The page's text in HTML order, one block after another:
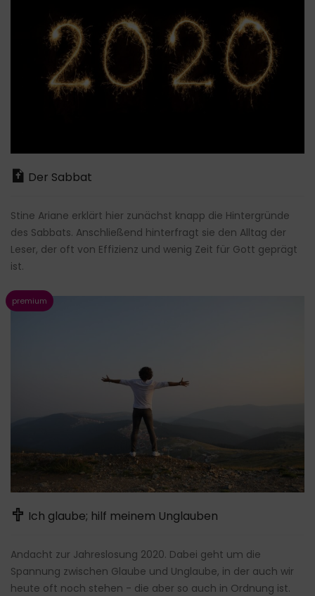
Der Sabbat
Stine Ariane erklärt hier zunächst knapp die Hintergründe
des Sabbats. Anschließend hinterfragt sie den Alltag der
Leser, der oft von Effizienz und wenig Zeit für Gott geprägt
ist.
Ich glaube; hilf meinem Unglauben
Andacht zur Jahreslosung 2020. Dabei geht um die
Spannung zwischen Glaube und Unglaube, in der auch wir
heute oft noch stehen - die aber so auch in Ordnung ist.